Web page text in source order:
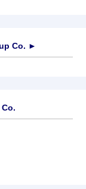
Co. ►